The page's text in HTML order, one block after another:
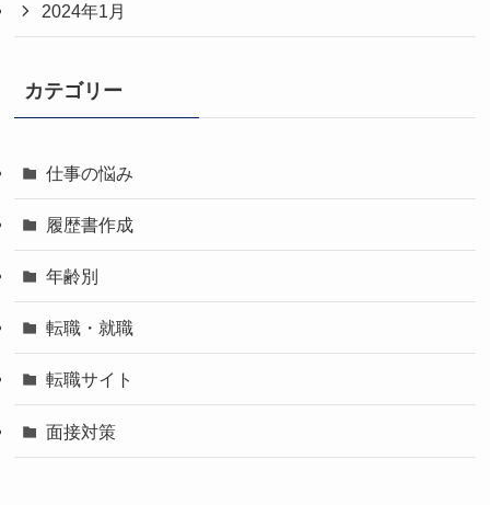
2024年1月
カテゴリー
仕事の悩み
履歴書作成
年齢別
転職・就職
転職サイト
面接対策